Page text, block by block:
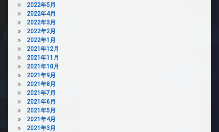
2022年5月
2022年4月
2022年3月
2022年2月
2022年1月
2021年12月
2021年11月
2021年10月
2021年9月
2021年8月
2021年7月
2021年6月
2021年5月
2021年4月
2021年3月